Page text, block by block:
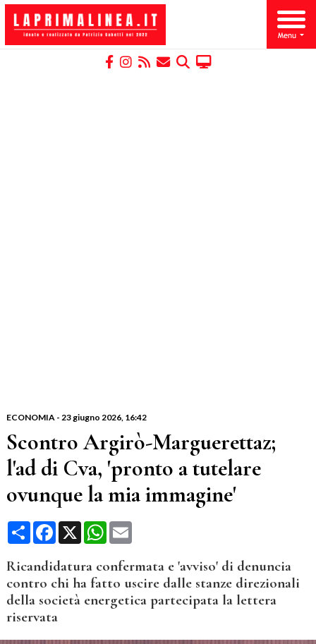
ECONOMIA- 23 giugno 2026, 16:42
Scontro Argirò-Marguerettaz;
l'ad di Cva, 'pronto a tutelare
ovunque la mia immagine'
CondividiFacebook
X WhatsApp
Email
Ricandidatura confermata e 'avviso' di denuncia
contro chi ha fatto uscire dalle stanze direzionali
della società energetica partecipata la lettera
riservata